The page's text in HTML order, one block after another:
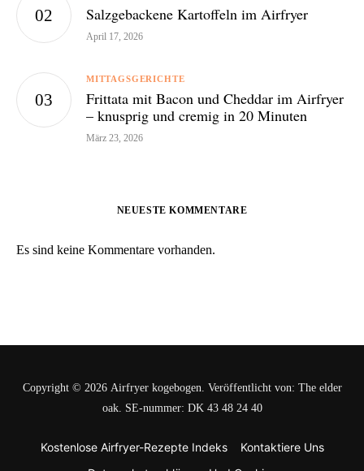
Salzgebackene Kartoffeln im Airfryer
April 17, 2026
MITTAGSGERICHTE
Frittata mit Bacon und Cheddar im Airfryer
– knusprig und cremig in 20 Minuten
März 23, 2026
NEUESTE KOMMENTARE
Es sind keine Kommentare vorhanden.
Copyright © 2026 Airfryer kogebogen. Veröffentlicht von: The elder
oak. SE-nummer: DK 43 48 24 40
Kostenlose Airfryer-Rezepte Indeks
Kontaktiere Uns